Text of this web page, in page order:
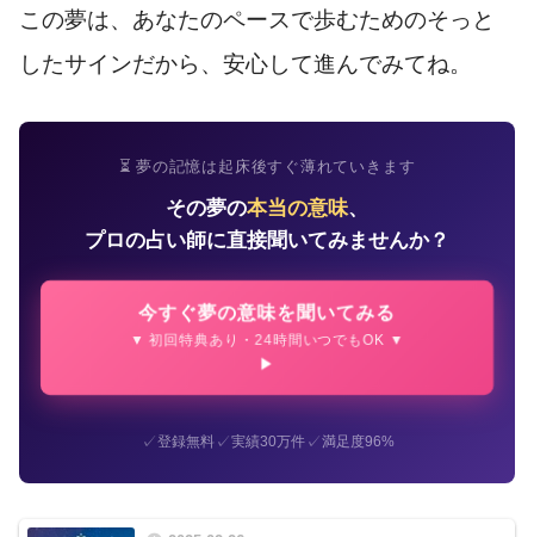
この夢は、あなたのペースで歩むためのそっと
したサインだから、安心して進んでみてね。
⏳ 夢の記憶は起床後すぐ薄れていきます
その夢の本当の意味、
プロの占い師に直接聞いてみませんか？
今すぐ夢の意味を聞いてみる
▼ 初回特典あり・24時間いつでもOK ▼
✓登録無料✓実績30万件✓満足度96%